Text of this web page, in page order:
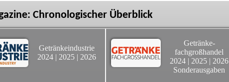
Chronologischer Überblick
Getränkeindustrie
2024 | 2025 | 2026
Getränke-
fachgroßhandel
2024 | 2025 | 2026
Sonderausgaben